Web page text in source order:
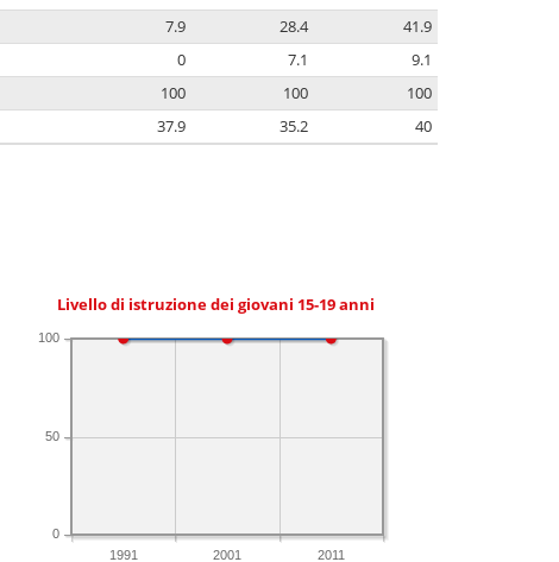
7.9 28.4
41.9
0 7.1
9.1
100 100
100
37.9 35.2 40
Livello di istruzione dei giovani 15-19 anni
1991 2001 2011
0
50
100